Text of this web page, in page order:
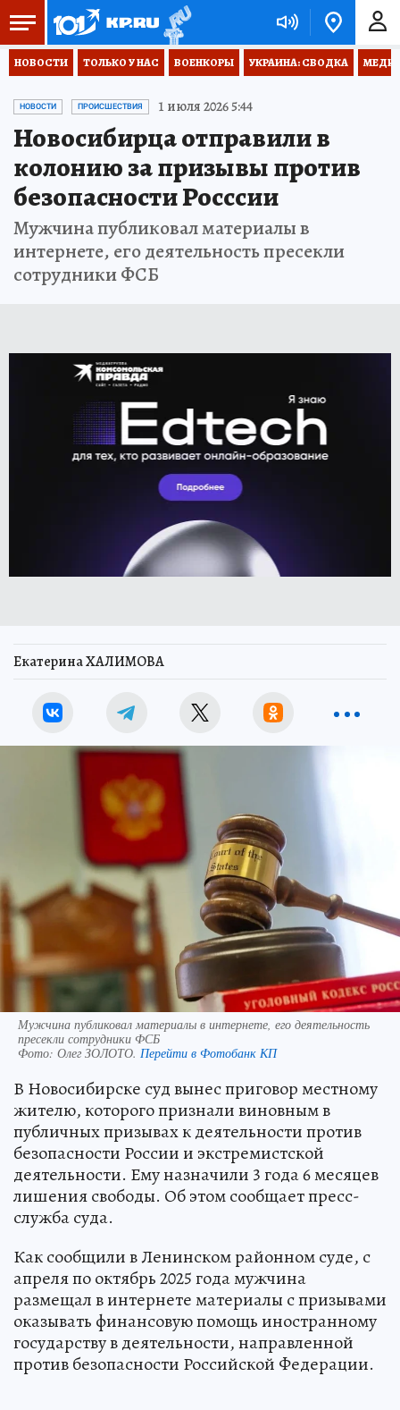
НОВОСТИ ТОЛЬКО У НАС ВОЕНКОРЫ УКРАИНА: СВОДКА
НОВОСТИ ПРОИСШЕСТВИЯ 1 июля 2026 5:44
Новосибирца отправили в
колонию за призывы против
безопасности Росссии
Мужчина публиковал материалы в
интернете, его деятельность пресекли
сотрудники ФСБ
Екатерина ХАЛИМОВА
Мужчина публиковал материалы в интернете, его деятельность
пресекли сотрудники ФСБ
Фото: Олег ЗОЛОТО. Перейти в Фотобанк КП
В Новосибирске суд вынес приговор местному
жителю, которого признали виновным в
публичных призывах к деятельности против
безопасности России и экстремистской
деятельности. Ему назначили 3 года 6 месяцев
лишения свободы. Об этом сообщает пресс-
служба суда.
Как сообщили в Ленинском районном суде, с
апреля по октябрь 2025 года мужчина
размещал в интернете материалы с призывами
оказывать финансовую помощь иностранному
государству в деятельности, направленной
против безопасности Российской Федерации.